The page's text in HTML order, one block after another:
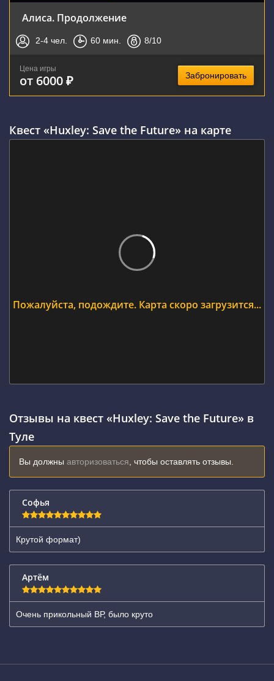
Алиса. Продолжение
2-4 чел. 60 мин. 8/10
Цена игры
от 6000 ₽ Забронировать
Квест «Huxley: Save the Future» на карте
Пожалуйста, подождите. Карта скоро загрузится...
Отзывы на квест «Huxley: Save the Future» в
Туле
Вы должны авторизоваться , чтобы оставлять отзывы.
Софья
Крутой формат)
Артём
Очень прикольный ВР, было круто